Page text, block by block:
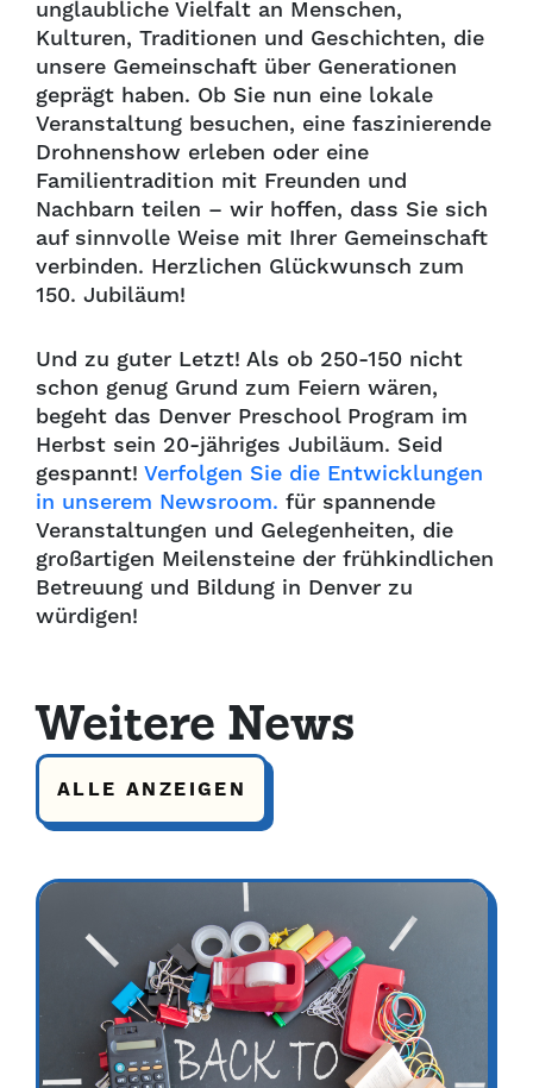
unglaubliche Vielfalt an Menschen,
Kulturen, Traditionen und Geschichten, die
unsere Gemeinschaft über Generationen
geprägt haben. Ob Sie nun eine lokale
Veranstaltung besuchen, eine faszinierende
Drohnenshow erleben oder eine
Familientradition mit Freunden und
Nachbarn teilen – wir hoffen, dass Sie sich
auf sinnvolle Weise mit Ihrer Gemeinschaft
verbinden. Herzlichen Glückwunsch zum
150. Jubiläum!
Und zu guter Letzt! Als ob 250-150 nicht
schon genug Grund zum Feiern wären,
begeht das Denver Preschool Program im
Herbst sein 20-jähriges Jubiläum. Seid
gespannt! Verfolgen Sie die Entwicklungen
in unserem Newsroom. für spannende
Veranstaltungen und Gelegenheiten, die
großartigen Meilensteine der frühkindlichen
Betreuung und Bildung in Denver zu
würdigen!
Weitere News
ALLE ANZEIGEN